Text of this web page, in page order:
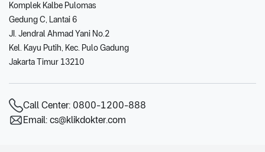
Komplek Kalbe Pulomas
Gedung C, Lantai 6
JI. Jendral Ahmad Yani No.2
Kel. Kayu Putih, Kec. Pulo Gadung
Jakarta Timur 13210
Call Center: 0800-1200-888
Email: cs@klikdokter.com